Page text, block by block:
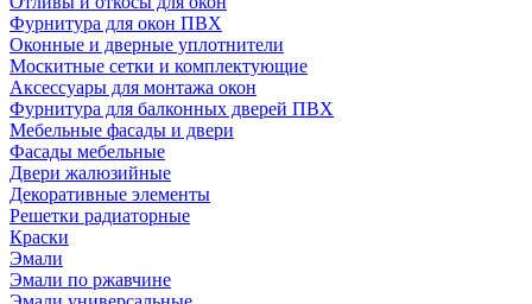
Фурнитура для окон ПВХ
Оконные и дверные уплотнители
Москитные сетки и комплектующие
Аксессуары для монтажа окон
Фурнитура для балконных дверей ПВХ
Мебельные фасады и двери
Фасады мебельные
Двери жалюзийные
Декоративные элементы
Решетки радиаторные
Краски
Эмали
Эмали по ржавчине